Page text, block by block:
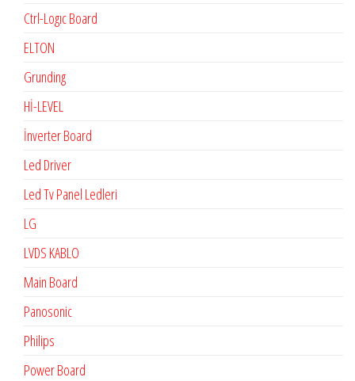
Ctrl-Logıc Board
ELTON
Grunding
Hİ-LEVEL
İnverter Board
Led Driver
Led Tv Panel Ledleri
LG
LVDS KABLO
Main Board
Panosonic
Philips
Power Board